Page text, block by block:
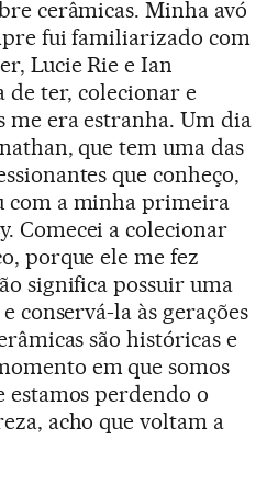
cerâmicas. Minha avó
fui familiarizado com
Lucie Rie e Ian
de ter, colecionar e
me era estranha. Um dia
que tem uma das
que conheço,
com a minha primeira
Comecei a colecionar
porque ele me fez
significa possuir uma
conservá-la às gerações
são históricas e
em que somos
estamos perdendo o
acho que voltam a